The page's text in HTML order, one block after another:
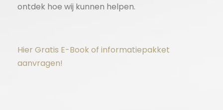
ontdek hoe wij kunnen helpen.
Hier Gratis E-Book of informatiepakket
aanvragen!